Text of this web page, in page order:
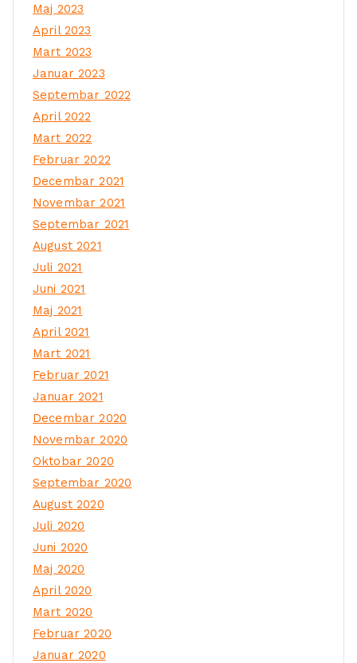
Maj 2023
April 2023
Mart 2023
Januar 2023
Septembar 2022
April 2022
Mart 2022
Februar 2022
Decembar 2021
Novembar 2021
Septembar 2021
August 2021
Juli 2021
Juni 2021
Maj 2021
April 2021
Mart 2021
Februar 2021
Januar 2021
Decembar 2020
Novembar 2020
Oktobar 2020
Septembar 2020
August 2020
Juli 2020
Juni 2020
Maj 2020
April 2020
Mart 2020
Februar 2020
Januar 2020